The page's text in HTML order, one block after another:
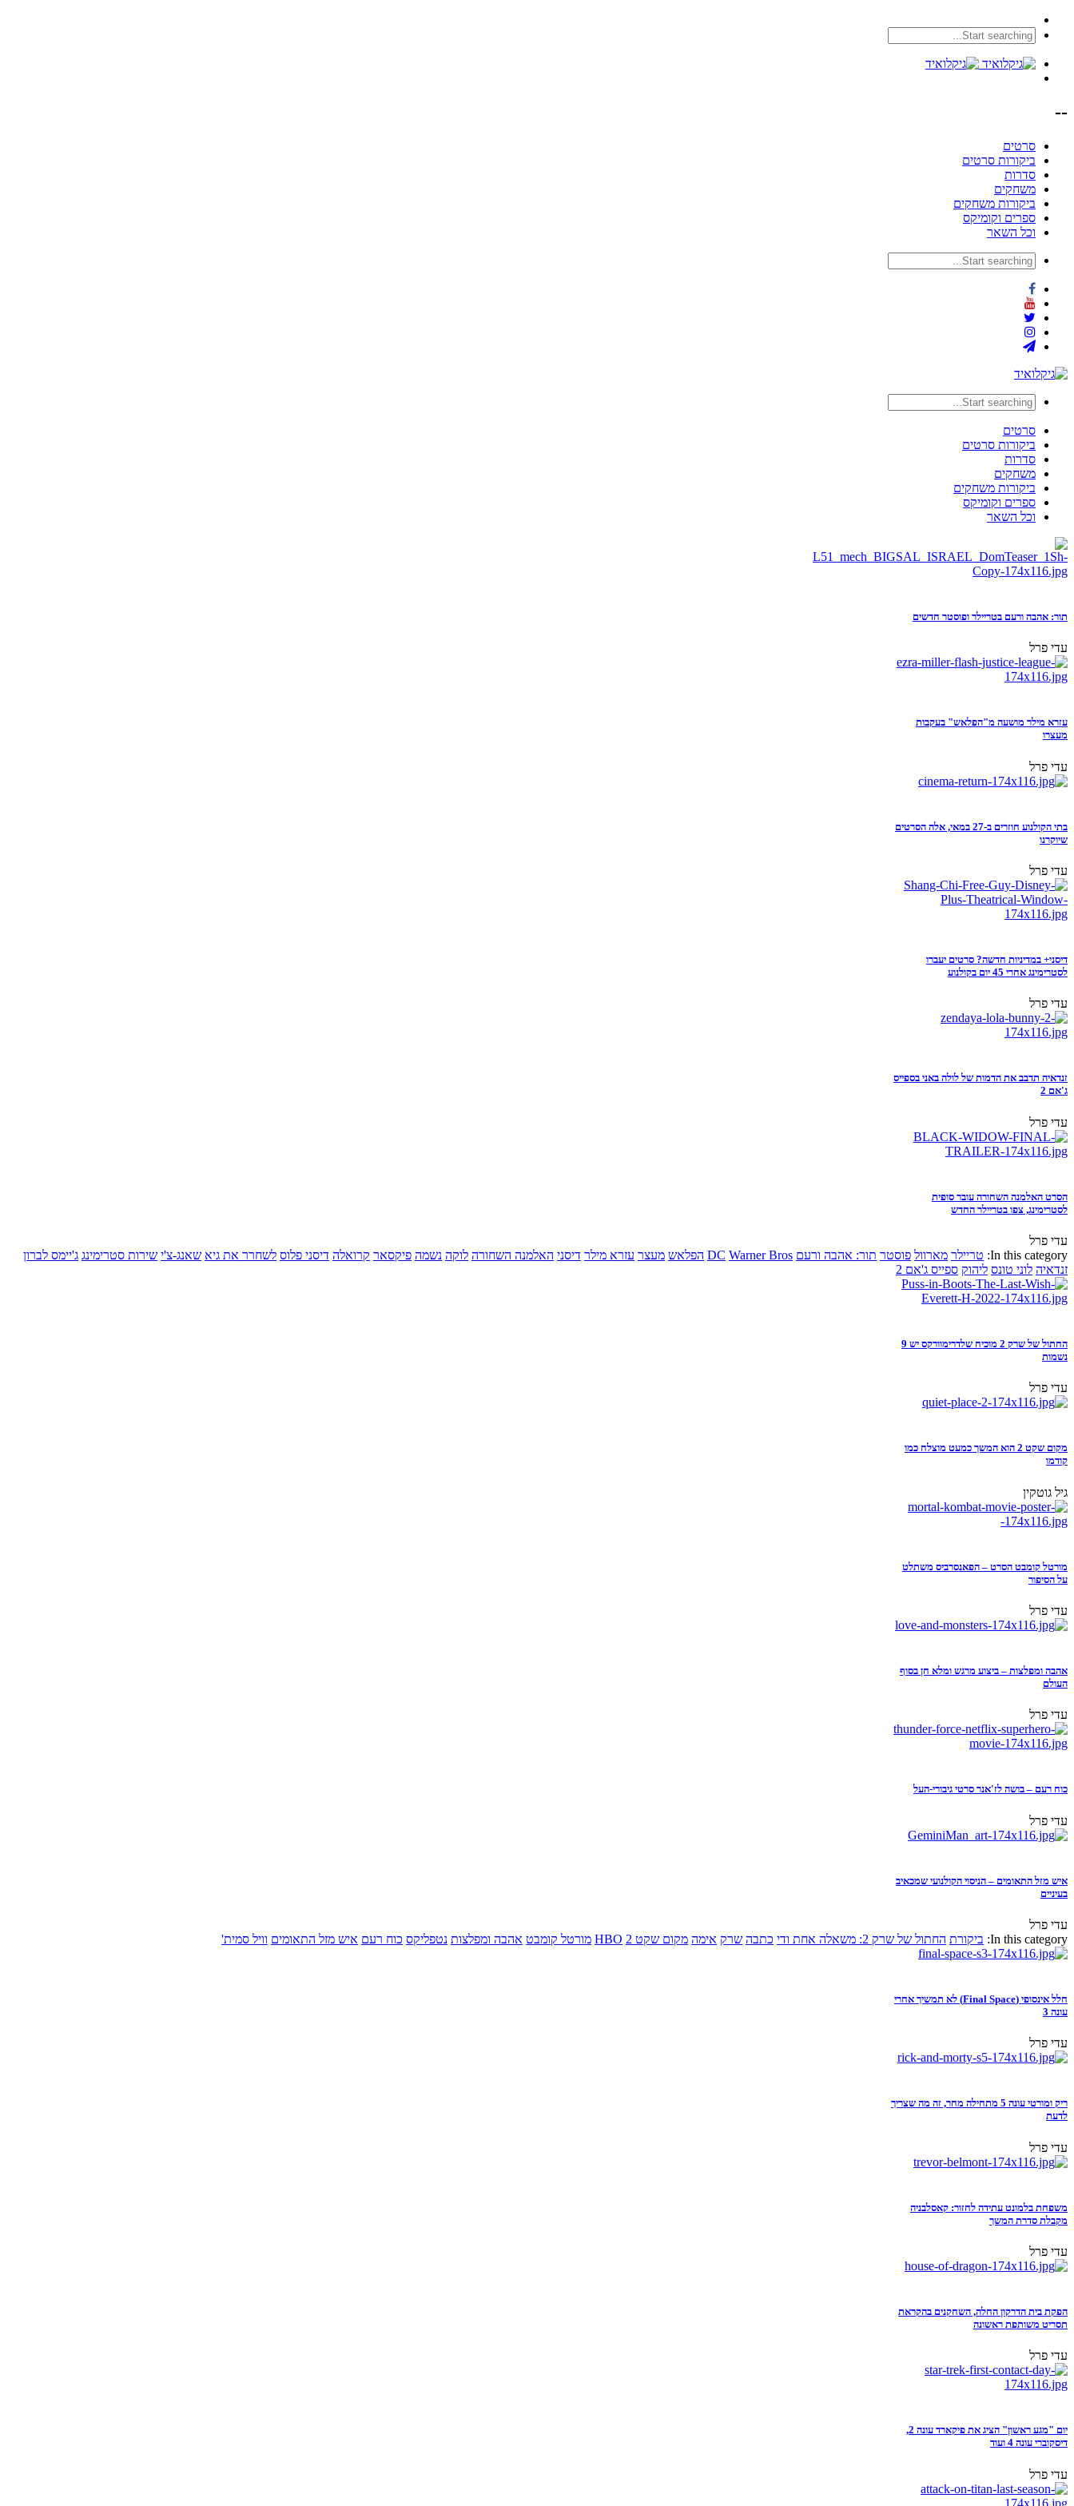
--
סרטים
ביקורות סרטים
סדרות
משחקים
ביקורות משחקים
ספרים וקומיקס
וכל השאר
סרטים
ביקורות סרטים
סדרות
משחקים
ביקורות משחקים
ספרים וקומיקס
וכל השאר
תור: אהבה ורעם בטריילר ופוסטר חדשים
עדי פרל
עזרא מילר מושעה מ"הפלאש" בעקבות
מעצרו
עדי פרל
בתי הקולנוע חוזרים ב-27 במאי, אלה הסרטים
שיוקרנו
עדי פרל
דיסני+ במדיניות חדשה? סרטים יעברו
לסטרימינג אחרי 45 יום בקולנוע
עדי פרל
זנדאיה תדבב את הדמות של לולה באני בספייס
ג'אם 2
עדי פרל
הסרט האלמנה השחורה עובר סופית
לסטרימינג, צפו בטריילר החדש
עדי פרל
In this category: טריילר מארוול פוסטר תור: אהבה ורעם DC Warner Bros הפלאש מעצר עזרא מילר דיסני האלמנה השחורה לוקה נשמה פיקסאר קרואלה דיסני פלוס לשחרר את גיא שאנג-צ'י שירות סטרימינג ג'יימס לברון
זנדאיה לוני טונס ליהוק ספייס ג'אם 2
החתול של שרק 2 מוכיח שלדרימוורקס יש 9
נשמות
עדי פרל
מקום שקט 2 הוא המשך כמעט מוצלח כמו
קודמו
גיל גוטקין
מורטל קומבט הסרט – הפאנסרביס משתלט
על הסיפור
עדי פרל
אהבה ומפלצות – ביצוע מרגש ומלא חן בסוף
העולם
עדי פרל
כוח רעם – בושה לז'אנר סרטי גיבורי-העל
עדי פרל
איש מזל התאומים – הניסוי הקולנועי שמכאיב
בעיניים
עדי פרל
In this category: ביקורת החתול של שרק 2: משאלה אחת ודי כתבה שרק אימה מקום שקט 2 HBO מורטל קומבט אהבה ומפלצות נטפליקס כוח רעם איש מזל התאומים וויל סמית'
חלל אינסופי (Final Space) לא תמשיך אחרי
עונה 3
עדי פרל
ריק ומורטי עונה 5 מתחילה מחר, זה מה שצריך
לדעת
עדי פרל
משפחת בלמונט עתידה לחזור: קאסלבניה
מקבלת סדרת המשך
עדי פרל
הפקת בית הדרקון החלה, השחקנים בהקראת
תסריט משותפת ראשונה
עדי פרל
יום "מגע ראשון" הציג את פיקארד עונה 2,
דיסקוברי עונה 4 ועוד
עדי פרל